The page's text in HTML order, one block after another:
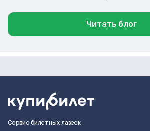
Читать блог
Сервис билетных лазеек